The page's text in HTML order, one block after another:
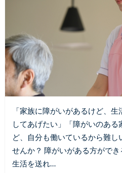
「家族に障がいがあるけど、
してあげたい」「障がいのあ
ど、自分も働いているから難し
せんか？ 障がいがある方がで
生活を送れ…